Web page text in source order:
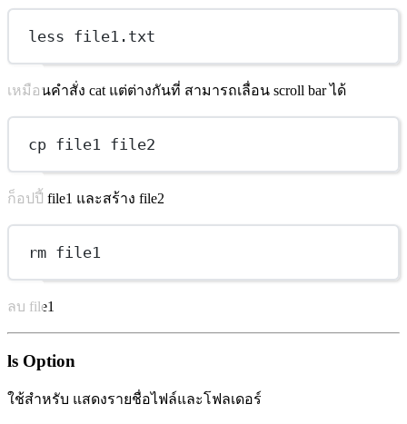
less file1.txt
เหมือนคำสั่ง cat แต่ต่างกันที่ สามารถเลื่อน scroll bar ได้
cp file1 file2
ก็อปปี้ file1 และสร้าง file2
rm file1
ลบ file1
ls Option
ใช้สำหรับ แสดงรายชื่อไฟล์และโฟลเดอร์